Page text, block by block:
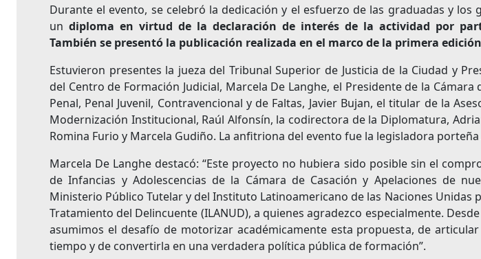
Durante el evento, se celebró la dedicación y el esfuerzo de las graduadas y los
un diploma en virtud de la declaración de interés de la actividad por
También se presentó la publicación realizada en el marco de la primera
Estuvieron presentes la jueza del Tribunal Superior de Justicia de la Ciudad y
del Centro de Formación Judicial, Marcela De Langhe, el Presidente de la Cámara
Penal, Penal Juvenil, Contravencional y de Faltas, Javier Bujan, el titular de la
Modernización Institucional, Raúl Alfonsín, la codirectora de la Diplomatura,
Romina Furio y Marcela Gudiño. La anfitriona del evento fue la legisladora
Marcela De Langhe destacó: “Este proyecto no hubiera sido posible sin el
de Infancias y Adolescencias de la Cámara de Casación y Apelaciones de
Ministerio Público Tutelar y del Instituto Latinoamericano de las Naciones Unidas
Tratamiento del Delincuente (ILANUD), a quienes agradezco especialmente.
asumimos el desafío de motorizar académicamente esta propuesta, de
tiempo y de convertirla en una verdadera política pública de formación”.